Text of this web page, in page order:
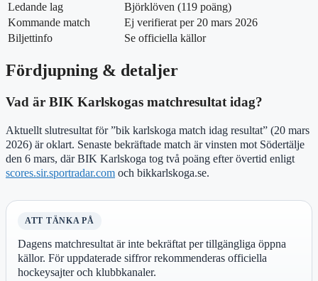
Ledande lag
Björklöven (119 poäng)
Kommande match
Ej verifierat per 20 mars 2026
Biljettinfo
Se officiella källor
Fördjupning & detaljer
Vad är BIK Karlskogas matchresultat idag?
Aktuellt slutresultat för ”bik karlskoga match idag resultat” (20 mars
2026) är oklart. Senaste bekräftade match är vinsten mot Södertälje
den 6 mars, där BIK Karlskoga tog två poäng efter övertid enligt
scores.sir.sportradar.com och bikkarlskoga.se.
ATT TÄNKA PÅ
Dagens matchresultat är inte bekräftat per tillgängliga öppna
källor. För uppdaterade siffror rekommenderas officiella
hockeysajter och klubbkanaler.